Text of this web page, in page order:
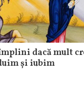
dacă mult
și iubim